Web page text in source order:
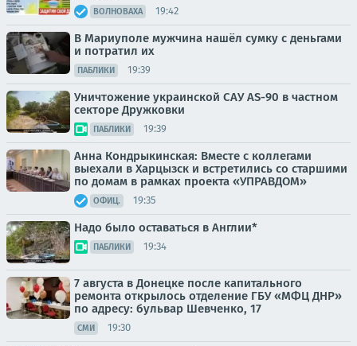
ВОЛНОВАХА 19:42
В Мариуполе мужчина нашёл сумку с деньгами
и потратил их
ПАБЛИКИ 19:39
Уничтожение украинской САУ AS-90 в частном
секторе Дружковки
ПАБЛИКИ 19:39
Анна Кондрыкинская: Вместе с коллегами
выехали в Харцызск и встретились со старшими
по домам в рамках проекта «УПРАВДОМ»
ОФИЦ. 19:35
Надо было оставаться в Англии*
ПАБЛИКИ 19:34
7 августа в Донецке после капитального
ремонта открылось отделение ГБУ «МФЦ ДНР»
по адресу: бульвар Шевченко, 17
СМИ 19:30